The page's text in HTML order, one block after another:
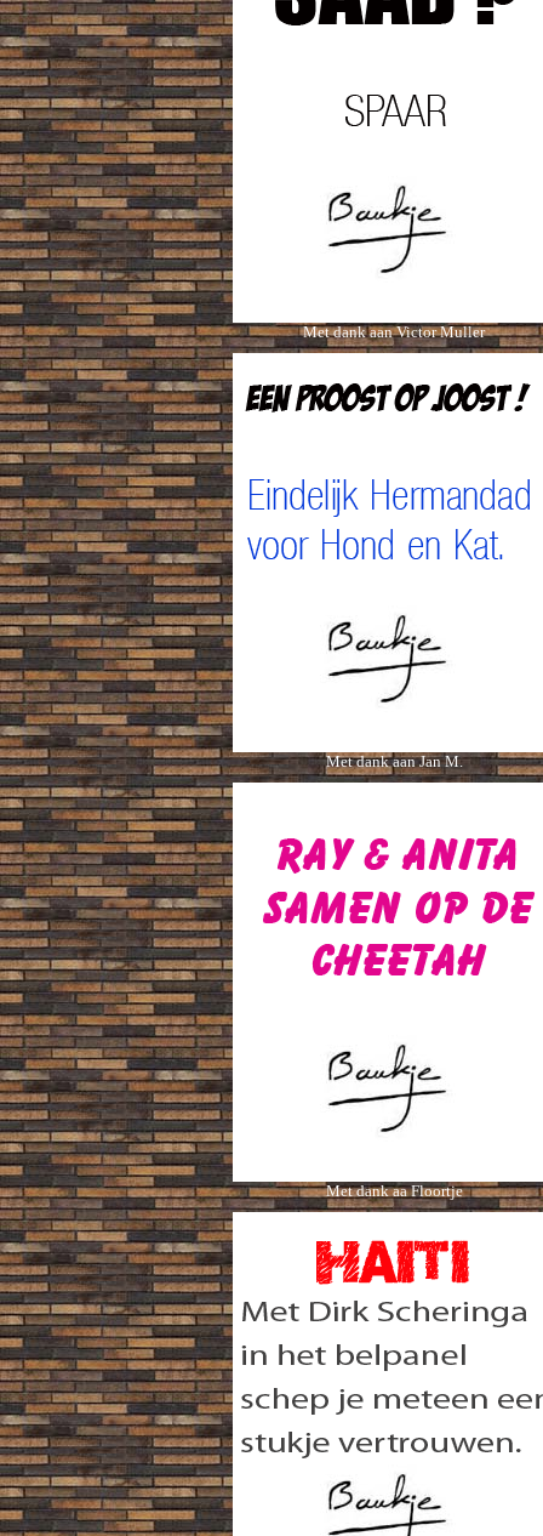
Met dank aan Victor Muller
Met dank aan Jan M.
Met dank aa Floortje